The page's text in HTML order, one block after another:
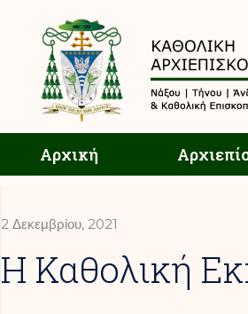
Αρχική
2 Δεκεμβρίου, 2021
Η Καθολική